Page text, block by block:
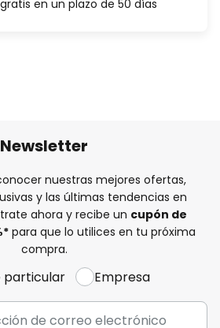
en un plazo de 50 días
Newsletter
nuestras mejores ofertas,
y las últimas tendencias en
ahora y recibe un cupón de
* para que lo utilices en tu próxima
compra.
particular Empresa